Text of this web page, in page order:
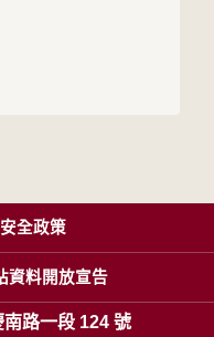
全政策
資料開放宣告
路一段 124 號